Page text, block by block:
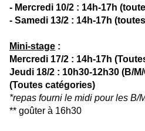
- Mercredi 10/2 : 14h-17h
- Samedi 13/2 : 14h-17h (
Mini-stage :
Mercredi 17/2 : 14h-17h (
Jeudi 18/2 : 10h30-12h30 (B/
(Toutes catégories)
*repas fourni le midi pour les B/
** goûter à 16h30